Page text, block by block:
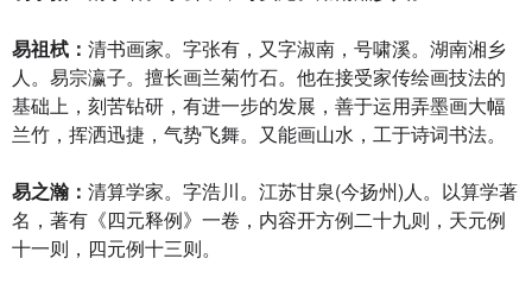
易祖栻： 清书画家。字张有，又字淑南，号啸溪。湖南湘乡
人。易宗瀛子。擅长画兰菊竹石。他在接受家传绘画技法的
基础上，刻苦钻研，有进一步的发展，善于运用弄墨画大幅
兰竹，挥洒迅捷，气势飞舞。又能画山水，工于诗词书法。
易之瀚： 清算学家。字浩川。江苏甘泉(今扬州)人。以算学著
名，著有《四元释例》一卷，内容开方例二十九则，天元例
十一则，四元例十三则。